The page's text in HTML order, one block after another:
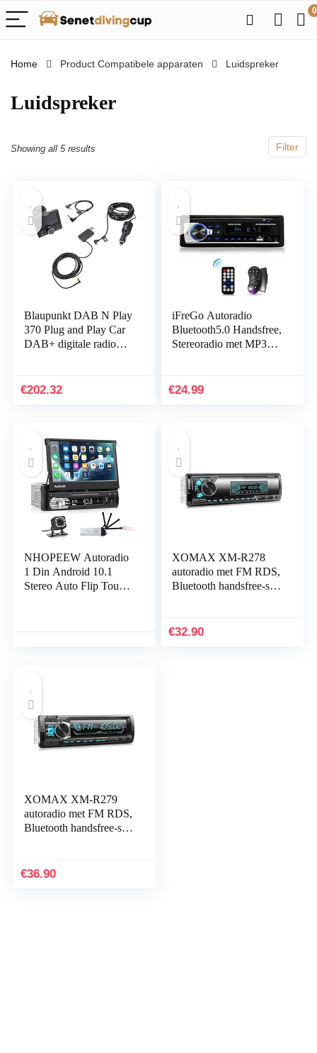
0
Home Product Compatibele apparaten ‎Luidspreker
‎Luidspreker
Filter
Showing all 5 results
Blaupunkt DAB N Play
370 Plug and Play Car
DAB+ digitale radio
€202.32
iFreGo Autoradio
Bluetooth5.0 Handsfree,
Stereoradio met MP3
Autostereo met USB /
€24.99
NHOPEEW Autoradio
1 Din Android 10.1
Stereo Auto Flip Touch
XOMAX XM-R278
autoradio met FM RDS,
Bluetooth handsfree-set,
€32.90
XOMAX XM-R279
autoradio met FM RDS,
Bluetooth handsfree-set,
€36.90